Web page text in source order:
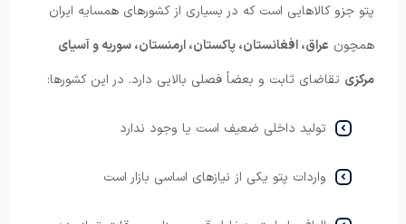
پتو جزو کالاهایی است که در بسیاری از کشورهای همسایه ایران
همچون عراق، افغانستان، پاکستان، ارمنستان، سوریه و آسیای
مرکزی تقاضای ثابت و بعضاً فصلی بالایی دارد. در این کشورها:
تولید داخلی ضعیف است یا وجود ندارد
واردات پتو یکی از نیازهای اساسی بازار است